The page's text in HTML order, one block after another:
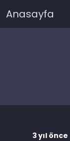
Anasayfa
3 yıl önce